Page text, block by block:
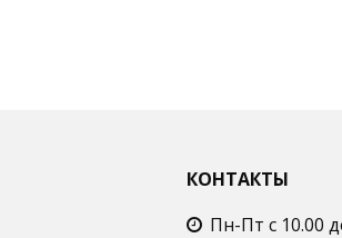
КОНТАКТЫ
Пн-Пт с 10.00